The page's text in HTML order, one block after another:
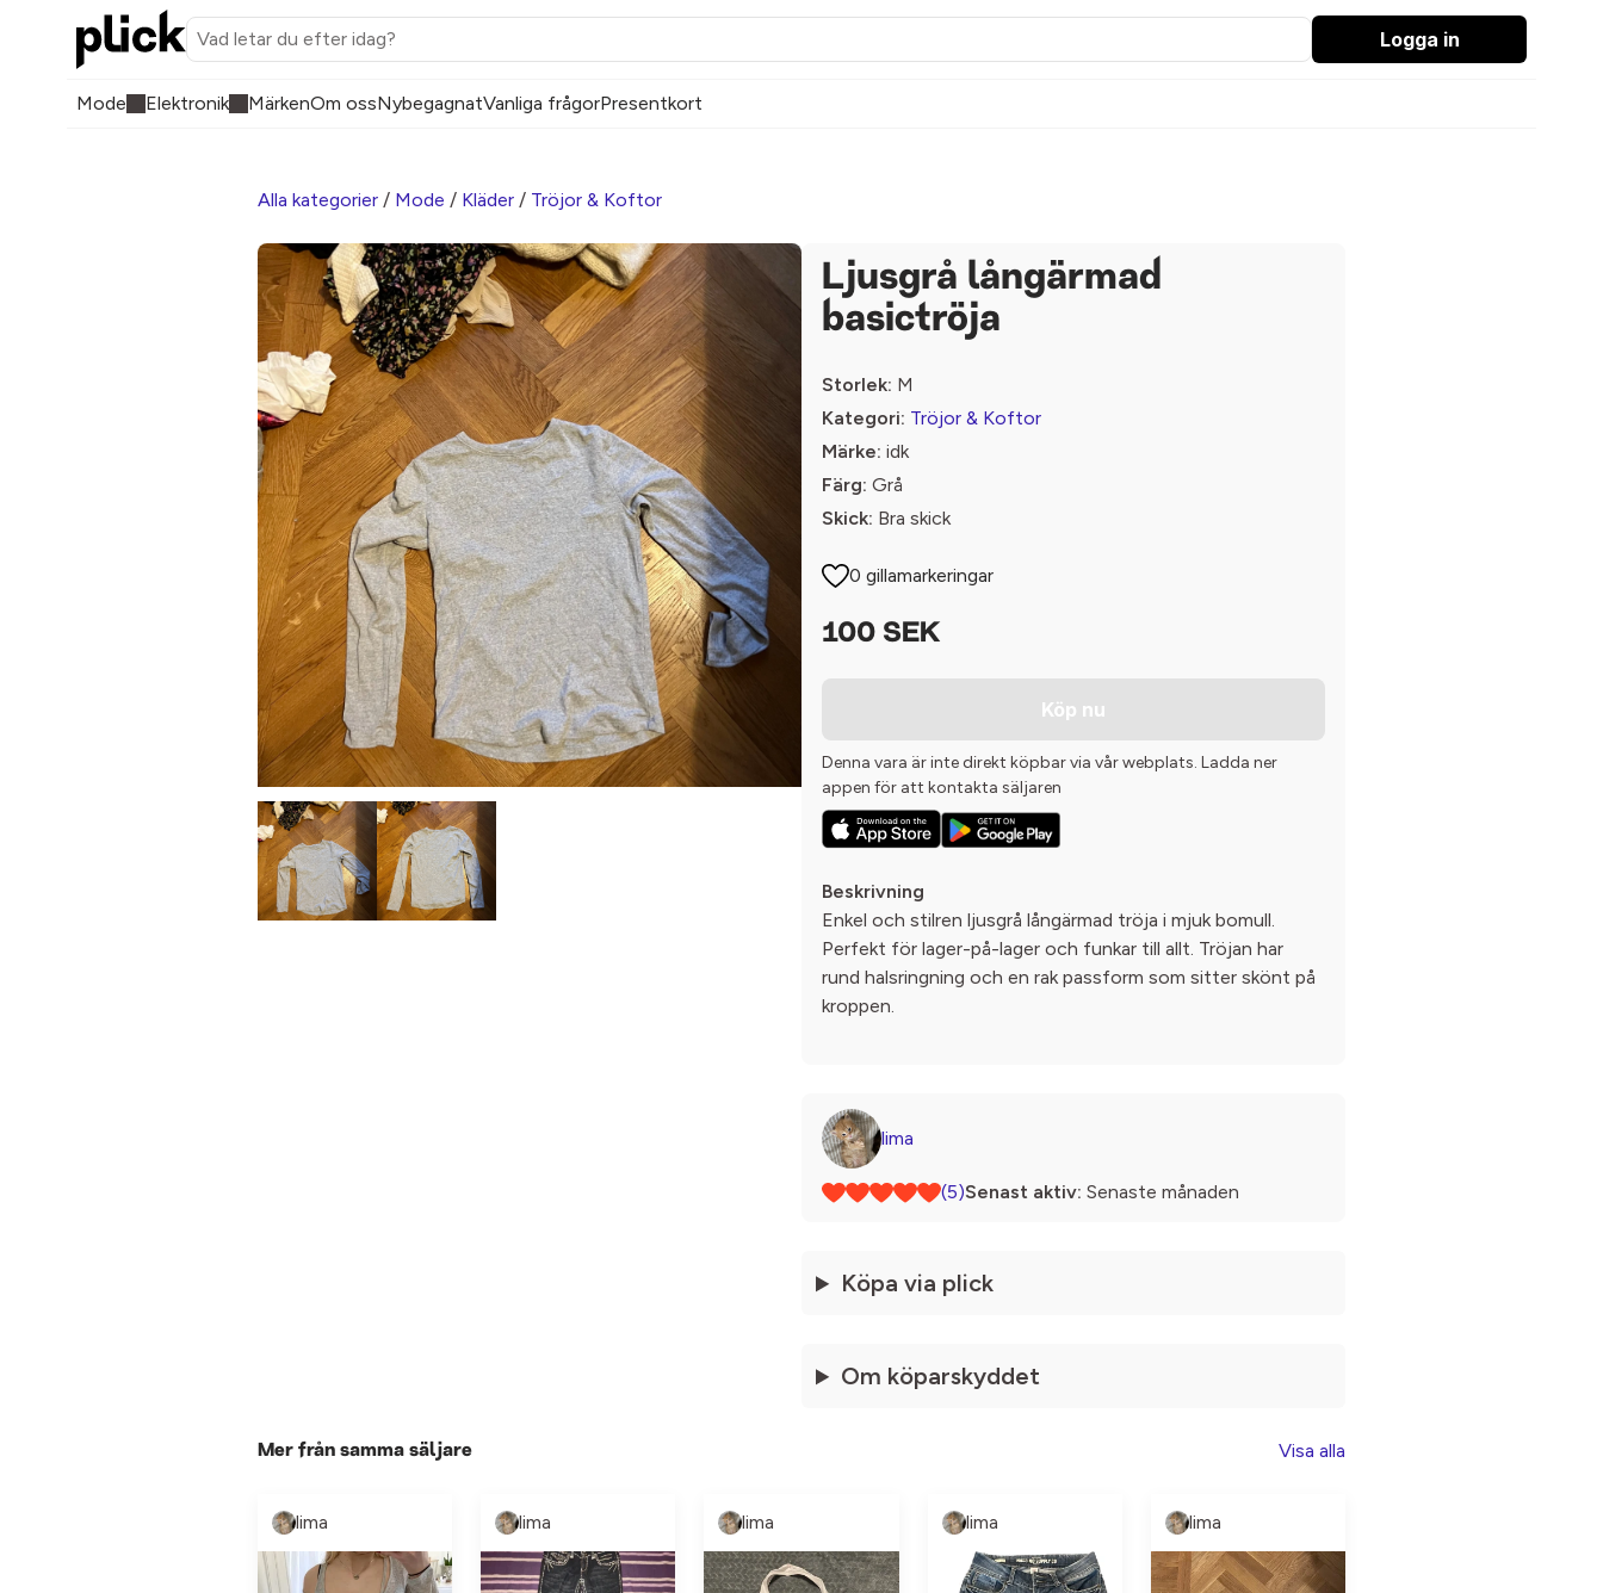
Logga in
Mode Elektronik MärkenOm ossNybegagnatVanliga frågorPresentkort
Alla kategorier / Mode / Kläder / Tröjor & Koftor
Ljusgrå långärmad
basictröja
Storlek: M
Kategori: Tröjor & Koftor
Märke: idk
Färg: Grå
Skick: Bra skick
0 gillamarkeringar
100 SEK
Köp nu
Denna vara är inte direkt köpbar via vår webplats. Ladda ner
appen för att kontakta säljaren
Beskrivning
Enkel och stilren ljusgrå långärmad tröja i mjuk bomull.
Perfekt för lager-på-lager och funkar till allt. Tröjan har
rund halsringning och en rak passform som sitter skönt på
kroppen.
lima
(5)Senast aktiv: Senaste månaden
Köpa via plick
Om köparskyddet
Mer från samma säljare Visa alla
lima lima lima lima lima